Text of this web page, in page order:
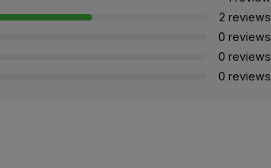
2 reviews
0 reviews
0 reviews
0 reviews